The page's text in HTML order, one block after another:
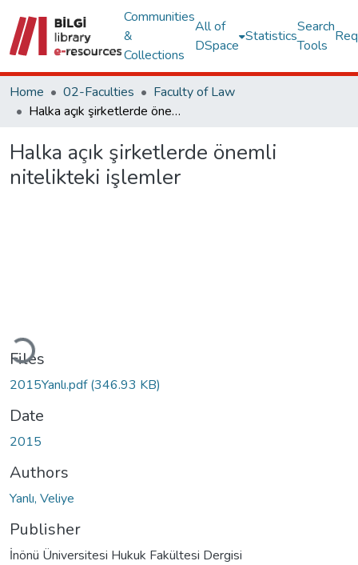
Communities
&
Collections
All of
DSpace
Statistics
Search
Tools
Home 02-Faculties
Faculty of Law
Halka açık şirketlerde önemli nitelikteki işlemler
Halka açık şirketlerde önemli
nitelikteki işlemler
Loading...
Files
2015Yanlı.pdf(346.93 KB)
Date
2015
Authors
Yanlı, Veliye
Publisher
İnönü Üniversitesi Hukuk Fakültesi Dergisi